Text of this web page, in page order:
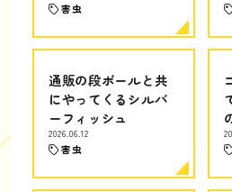
害虫
通販の段ボールと共
にやってくるシルバ
ーフィッシュ
2026.06.12
害虫